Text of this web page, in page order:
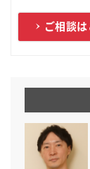
ご相談